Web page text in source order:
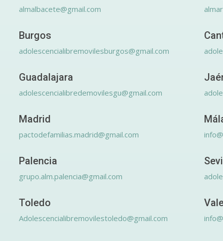
almalbacete@gmail.com
Burgos
adolescencialibremovilesburgos@gmail.com
Guadalajara
adolescencialibredemovilesgu@gmail.com
Madrid
pactodefamilias.madrid@gmail.com
Palencia
grupo.alm.palencia@gmail.com
Toledo
Adolescencialibremovilestoledo@gmail.com